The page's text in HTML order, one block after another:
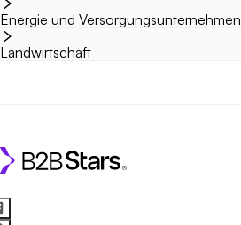
Energie und Versorgungsunternehmen
Landwirtschaft